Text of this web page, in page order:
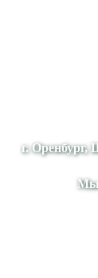
г. Оренбург,
Мы